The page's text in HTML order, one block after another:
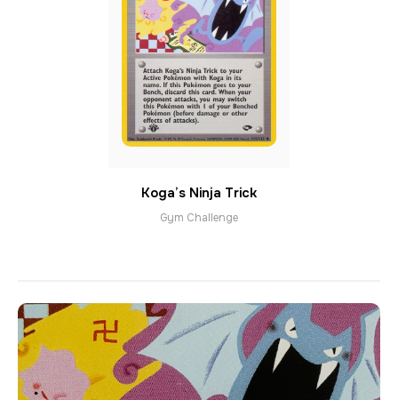
Koga’s Ninja Trick
Gym Challenge